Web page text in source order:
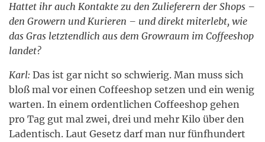
Hattet ihr auch Kontakte zu den Zulieferern der Shops –
den Growern und Kurieren – und direkt miterlebt, wie
das Gras letztendlich aus dem Growraum im Coffeeshop
landet?
Karl: Das ist gar nicht so schwierig. Man muss sich
bloß mal vor einen Coffeeshop setzen und ein wenig
warten. In einem ordentlichen Coffeeshop gehen
pro Tag gut mal zwei, drei und mehr Kilo über den
Ladentisch. Laut Gesetz darf man nur fünfhundert